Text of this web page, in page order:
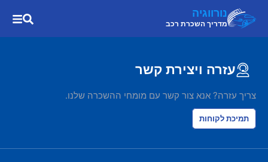
נורווגיה
מדריך השכרת רכב
עזרה ויצירת קשר
צריך עזרה? אנא צור קשר עם מומחי ההשכרה שלנו.
תמיכת לקוחות